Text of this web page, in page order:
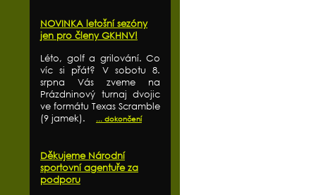
NOVINKA letošní sezóny
jen pro členy GKHNV!
Léto, golf a grilování. Co
víc si přát? V sobotu 8.
srpna Vás zveme na
Prázdninový turnaj dvojic
ve formátu Texas Scramble
(9 jamek).
... dokončení
Děkujeme Národní
sportovní agentuře za
podporu